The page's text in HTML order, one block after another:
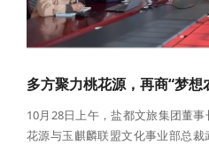
多方聚力桃花源，再商“梦想
10月28日上午，盐都文旅集团董
花源与玉麒麟联盟文化事业部总